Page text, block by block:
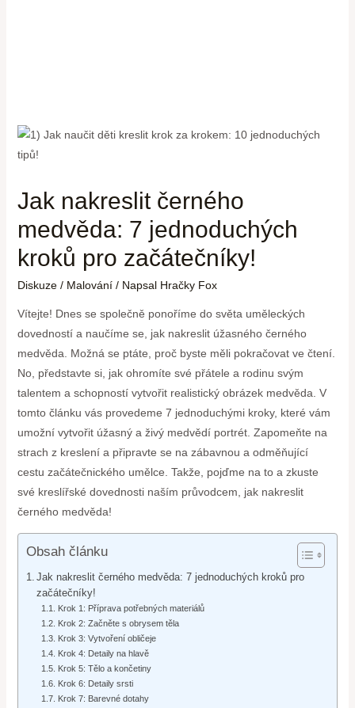
Jak nakreslit černého
medvěda: 7 jednoduchých
kroků pro začátečníky!
Diskuze / Malování/ Napsal Hračky Fox
Vítejte! Dnes se společně ponoříme do světa uměleckých
dovedností a naučíme se, jak nakreslit úžasného černého
medvěda. Možná se ptáte, proč byste měli pokračovat ve čtení.
No, představte si, jak ohromíte své přátele a rodinu svým
talentem a schopností vytvořit realistický obrázek medvěda. V
tomto článku vás provedeme 7 jednoduchými kroky, které vám
umožní vytvořit úžasný a živý medvědí portrét. Zapomeňte na
strach z kreslení a připravte se na zábavnou a odměňující
cestu začátečnického umělce. Takže, pojďme na to a zkuste
své kreslířské dovednosti naším průvodcem, jak nakreslit
černého medvěda!
Obsah článku
Jak nakreslit černého medvěda: 7 jednoduchých kroků pro
začátečníky!
Krok 1: Příprava potřebných materiálů
Krok 2: Začněte s obrysem těla
Krok 3: Vytvoření obličeje
Krok 4: Detaily na hlavě
Krok 5: Tělo a končetiny
Krok 6: Detaily srsti
Krok 7: Barevné dotahy